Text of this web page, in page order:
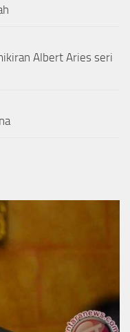
Albert Aries seri